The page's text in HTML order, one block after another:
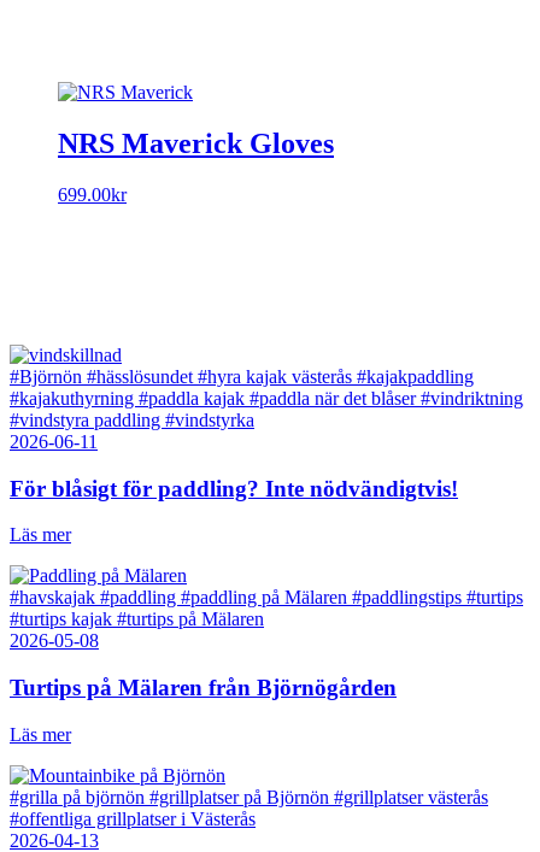
NRS Maverick Gloves
699.00kr
#Björnön #hässlösundet #hyra kajak västerås #kajakpaddling
#kajakuthyrning #paddla kajak #paddla när det blåser#vindriktning
#vindstyra paddling #vindstyrka
2026-06-11
För blåsigt för paddling? Inte nödvändigtvis!
Läs mer
#havskajak #paddling #paddling på Mälaren #paddlingstips #turtips
#turtips kajak #turtips på Mälaren
2026-05-08
Turtips på Mälaren från Björnögården
Läs mer
#grilla på björnön #grillplatser på Björnön #grillplatser västerås
#offentliga grillplatser i Västerås
2026-04-13